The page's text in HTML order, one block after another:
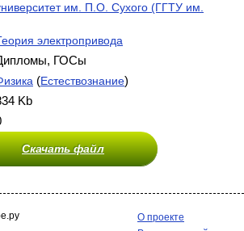
им. П.О. Сухого (ГГТУ им.
электропривода
ГОСы
(Естествознание)
Kb
Скачать файл
О проекте